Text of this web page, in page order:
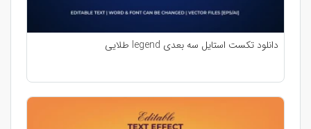
دانلود تکست استایل سه بعدی legend طلایی